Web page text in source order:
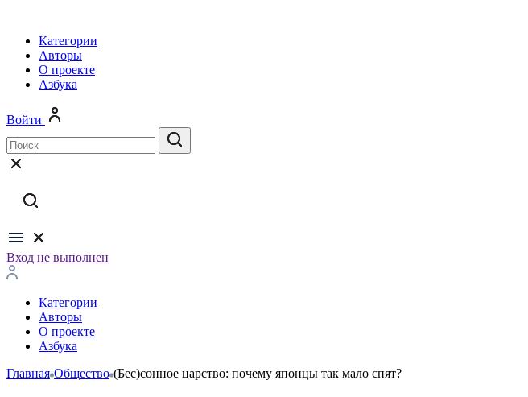
Категории
Авторы
О проекте
Азбука
Войти
Вход не выполнен
Категории
Авторы
О проекте
Азбука
Главная Общество (Бес)сонное царство: почему японцы так мало спят?